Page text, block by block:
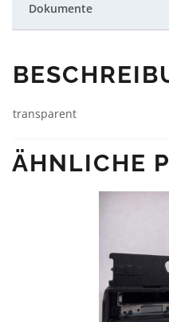
Dokumente
transparent
ÄHNLICHE